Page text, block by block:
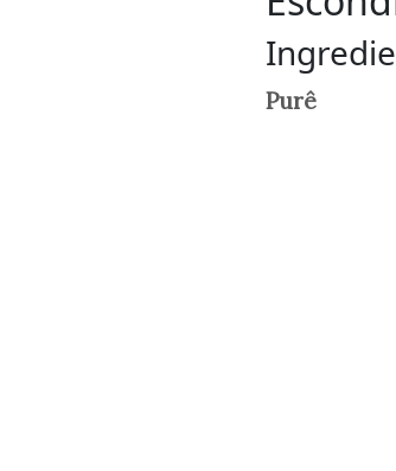
Purê